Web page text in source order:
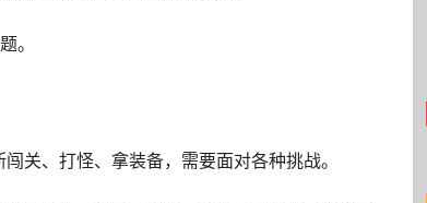
。
关、打怪、拿装备，需要面对各种挑战。